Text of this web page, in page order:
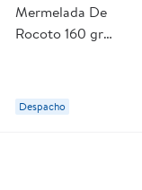
Mermelada De
Rocoto 160 gr
Despacho